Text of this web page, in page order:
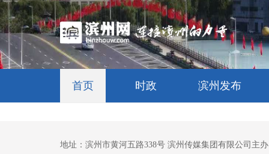
首页 时政 滨州发布
地址：滨州市黄河五路338号 滨州传媒集团有限公司主